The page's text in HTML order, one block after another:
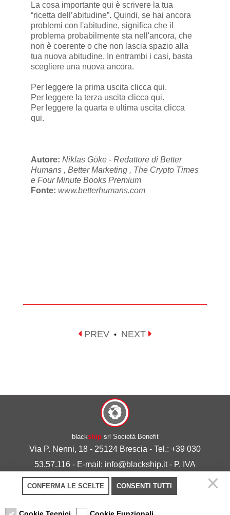
La cosa importante qui è scrivere la tua
“ricetta dell’abitudine”. Quindi, se hai ancora
problemi con l'abitudine, significa che il
problema probabilmente sta nell'ancora, che
non è coerente o che non lascia spazio alla
tua nuova abitudine. In entrambi i casi, basta
scegliere una nuova ancora.
Per leggere la prima uscita clicca qui.
Per leggere la terza uscita clicca qui.
Per leggere la quarta e ultima uscita clicca
qui.
Autore: Niklas Göke - Redattore di Better
Humans , Better Marketing , The Crypto Times
e Four Minute Books Premium
Fonte: www.betterhumans.com
PREV • NEXT
blackshipsrl Società Benefit
Via P. Nenni, 18 - 25124 Brescia - Tel.: +39 030
53.57.116 - E-mail: info@blackship.it - P. IVA
03492980986
Privacy policy-Cookie policy
CONFERMA LE SCELTE CONSENTI TUTTI